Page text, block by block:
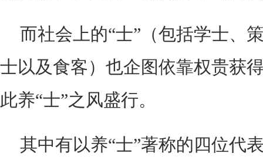
而社会上的“士”（包括学士、
士以及食客）也企图依靠权贵获
此养“士”之风盛行。
其中有以养“士”著称的四位代